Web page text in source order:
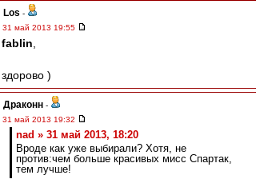
Los -
31 май 2013 19:55
fablin
здорово )
Драконн -
31 май 2013 19:32
nad » 31 май 2013, 18:20
Вроде как уже выбирали? Хотя, не
против:чем больше красивых мисс Спартак,
тем лучше!